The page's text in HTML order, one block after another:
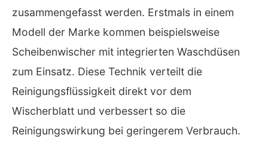
zusammengefasst werden. Erstmals in einem
Modell der Marke kommen beispielsweise
Scheibenwischer mit integrierten Waschdüsen
zum Einsatz. Diese Technik verteilt die
Reinigungsflüssigkeit direkt vor dem
Wischerblatt und verbessert so die
Reinigungswirkung bei geringerem Verbrauch.